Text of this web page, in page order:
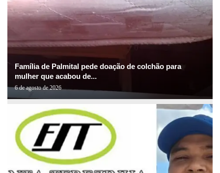
Família de Palmital pede doação de colchão para
mulher que acabou de...
6 de agosto de 2026